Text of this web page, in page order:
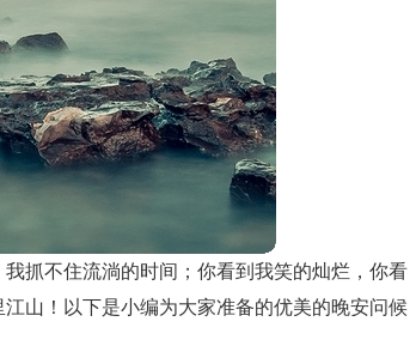
抓不住流淌的时间；你看到我笑的灿烂，你看
山！以下是小编为大家准备的优美的晚安问候